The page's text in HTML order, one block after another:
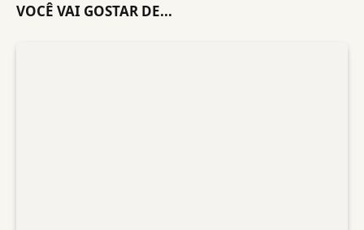
VOCÊ VAI GOSTAR DE...